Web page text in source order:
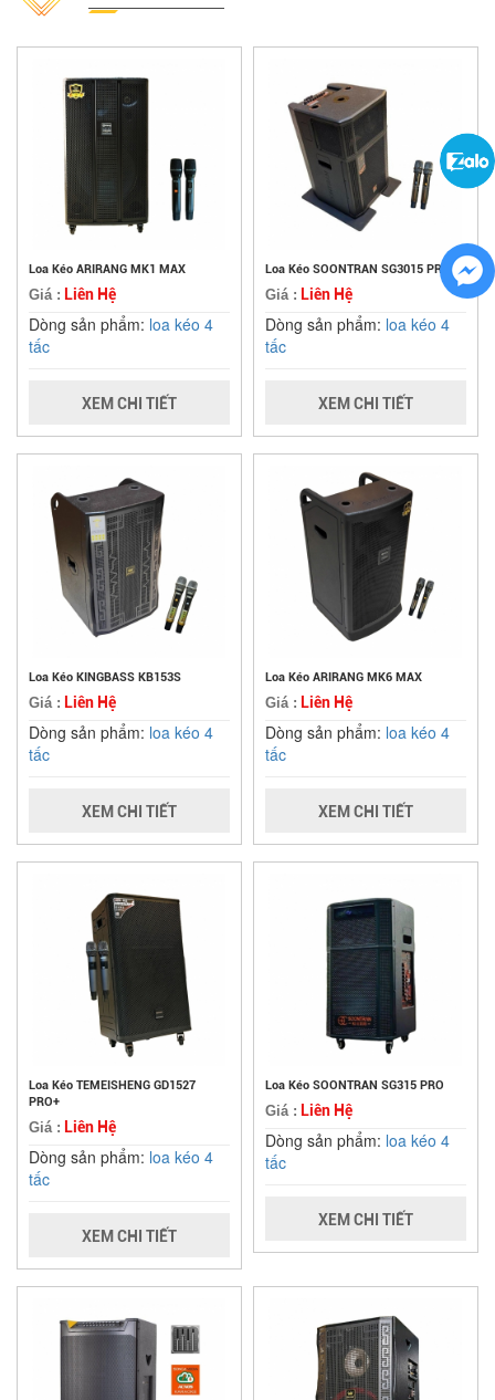
Loa Kéo ARIRANG MK1 MAX
Giá : Liên Hệ
Dòng sản phẩm: loa kéo 4
tấc
XEM CHI TIẾT
Loa Kéo SOONTRAN SG3015 PRO
Giá : Liên Hệ
Dòng sản phẩm: loa kéo 4
tấc
XEM CHI TIẾT
Loa Kéo KINGBASS KB153S
Giá : Liên Hệ
Dòng sản phẩm: loa kéo 4
tấc
XEM CHI TIẾT
Loa Kéo ARIRANG MK6 MAX
Giá : Liên Hệ
Dòng sản phẩm: loa kéo 4
tấc
XEM CHI TIẾT
Loa Kéo TEMEISHENG GD1527
PRO+
Giá : Liên Hệ
Dòng sản phẩm: loa kéo 4
tấc
XEM CHI TIẾT
Loa Kéo SOONTRAN SG315 PRO
Giá : Liên Hệ
Dòng sản phẩm: loa kéo 4
tấc
XEM CHI TIẾT